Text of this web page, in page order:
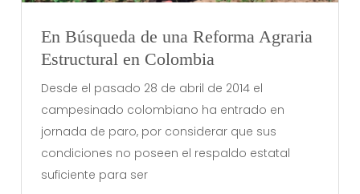
En Búsqueda de una Reforma Agraria
Estructural en Colombia
Desde el pasado 28 de abril de 2014 el
campesinado colombiano ha entrado en
jornada de paro, por considerar que sus
condiciones no poseen el respaldo estatal
suficiente para ser